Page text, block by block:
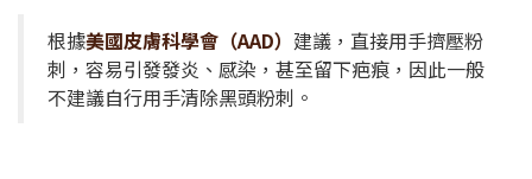
根據美國皮膚科學會（AAD） 建議，直接用手擠壓粉
刺，容易引發發炎、感染，甚至留下疤痕，因此一般
不建議自行用手清除黑頭粉刺。